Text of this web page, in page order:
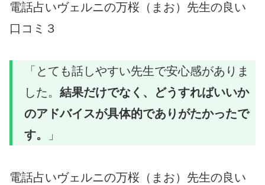
電話占いヴェルニの万桜（まお）先生の良い
口コミ３
「とても話しやすい先生で安心感がありま
した。 結果だけでなく、どうすればいいか
のアドバイスが具体的でありがたかったで
す。
」
電話占いヴェルニの万桜（まお）先生の良い